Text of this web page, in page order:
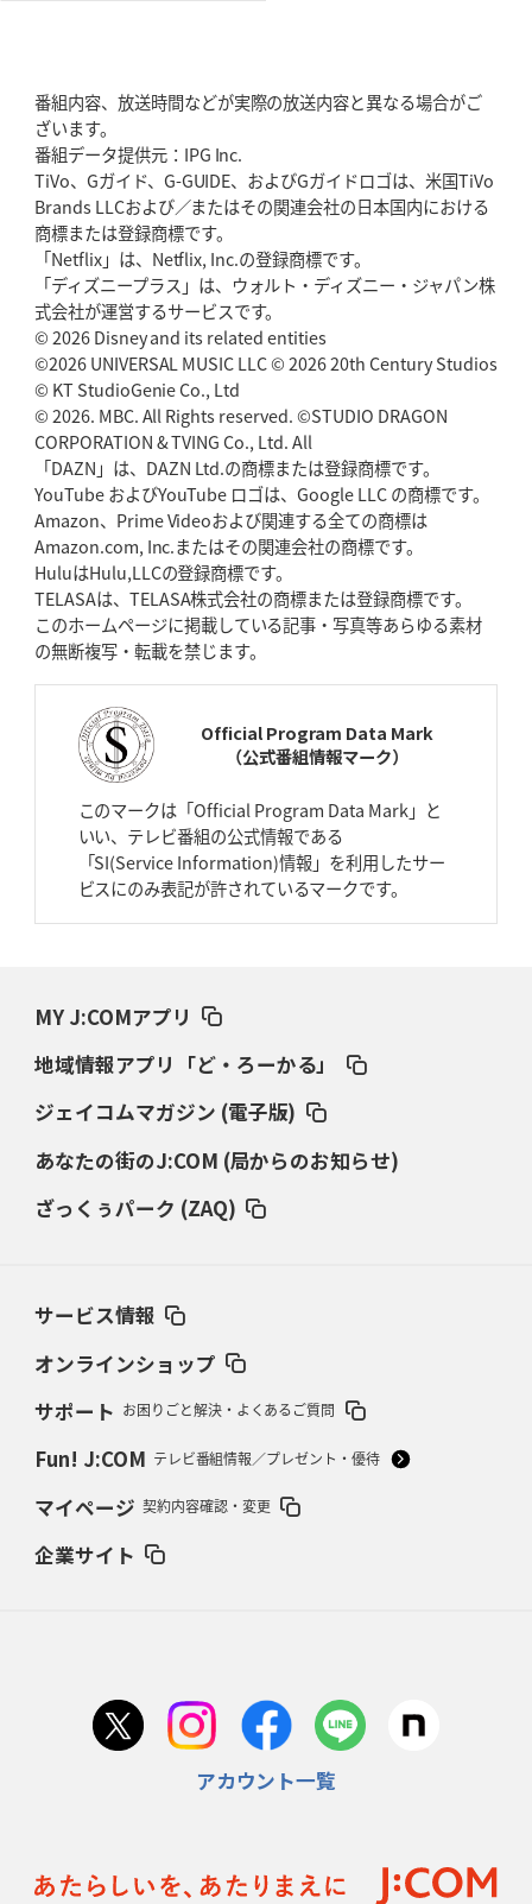
2026年5月21日(木)更新
狭山RG、ライチェル海遥スタッフ入り
ッション
2026年5月14日(木)更新
神戸、1位通過の立役者レタリック
「悲運の闘将」宮地克実氏死去 熱血指導で埼玉WKの基礎築く
2026年4月30日(木)更新
BR東京、「ユニバーサルデー」の意義「特別からノーマルへ」が最終
ゴール
2026年4月23日(木)更新
元代表ラピース、今季限りで引退「クボタは10年いた自分のホーム」
2026年4月16日(木)更新
BL東京「強化拠点」を「共有財産」に新クラブハウスは「皆に開かれ
た空間」
2026年4月9日(木)更新
スティーラーズ、名門復活の足音
2026年4月2日(木)更新
2026年3月26日(木)更新
AZ-COM丸和、リーグワンへ参入決定 「フィールド丸ごと計測機器」の
ダイナボアーズ、“逆輸入SO”三宅駿
「ニュージーランドのフレア（閃
2026年3月5日(木)更新
2026年2月19日(木)更新
37年女子W杯招致への課題と期待
2026年2月12日(木)更新
2026年2月5日(木)更新
占い方
首位スピアーズ、充実の攻撃力 「湧き出る」パスでトライ量産
2026年1月8日(木)更新
番組内容、放送時間などが実際の放送内容と異なる場合がご
ざいます。
番組データ提供元：IPG Inc.
TiVo、Gガイド、G-GUIDE、およびGガイドロゴは、米国TiVo
Brands LLCおよび／またはその関連会社の日本国内における
商標または登録商標です。
「Netflix」は、Netflix, Inc.の登録商標です。
「ディズニープラス」は、ウォルト・ディズニー・ジャパン株
式会社が運営するサービスです。
© 2026 Disney and its related entities
©2026 UNIVERSAL MUSIC LLC © 2026 20th Century Studios
© KT StudioGenie Co., Ltd
© 2026. MBC. All Rights reserved. ©STUDIO DRAGON
CORPORATION & TVING Co., Ltd. All
「DAZN」は、DAZN Ltd.の商標または登録商標です。
YouTube およびYouTube ロゴは、Google LLC の商標です。
Amazon、Prime Videoおよび関連する全ての商標は
Amazon.com, Inc.またはその関連会社の商標です。
HuluはHulu,LLCの登録商標です。
TELASAは、TELASA株式会社の商標または登録商標です。
このホームページに掲載している記事・写真等あらゆる素材
の無断複写・転載を禁じます。
Official Program Data Mark
（公式番組情報マーク）
このマークは「Official Program Data Mark」と
いい、テレビ番組の公式情報である
「SI(Service Information)情報」を利用したサー
ビスにのみ表記が許されているマークです。
MY J:COMアプリ
地域情報アプリ「ど・ろーかる」
ジェイコムマガジン (電子版)
あなたの街のJ:COM (局からのお知らせ)
ざっくぅパーク (ZAQ)
サービス情報
オンラインショップ
サポート お困りごと解決・よくあるご質問
Fun! J:COM テレビ番組情報／プレゼント・優待
マイページ 契約内容確認・変更
企業サイト
アカウント一覧